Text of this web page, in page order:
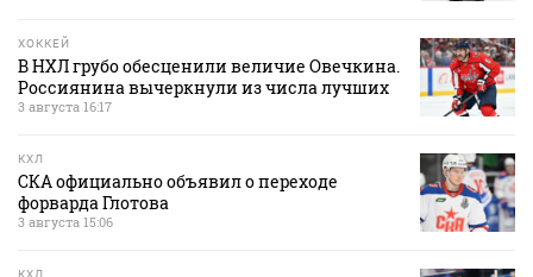
ХОККЕЙ
В НХЛ грубо обесценили величие Овечкина.
Россиянина вычеркнули из числа лучших
3 августа 16:17
КХЛ
СКА официально объявил о переходе
форварда Глотова
3 августа 15:06